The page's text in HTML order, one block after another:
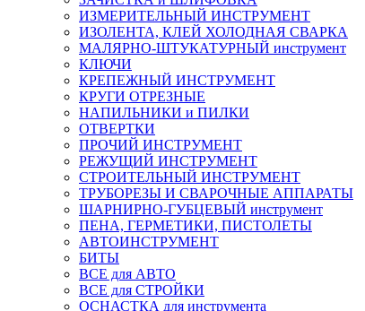
ИЗМЕРИТЕЛЬНЫЙ ИНСТРУМЕНТ
ИЗОЛЕНТА, КЛЕЙ ХОЛОДНАЯ СВАРКА
МАЛЯРНО-ШТУКАТУРНЫЙ инструмент
КЛЮЧИ
КРЕПЕЖНЫЙ ИНСТРУМЕНТ
КРУГИ ОТРЕЗНЫЕ
НАПИЛЬНИКИ и ПИЛКИ
ОТВЕРТКИ
ПРОЧИЙ ИНСТРУМЕНТ
РЕЖУЩИЙ ИНСТРУМЕНТ
СТРОИТЕЛЬНЫЙ ИНСТРУМЕНТ
ТРУБОРЕЗЫ И СВАРОЧНЫЕ АППАРАТЫ
ШАРНИРНО-ГУБЦЕВЫЙ инструмент
ПЕНА, ГЕРМЕТИКИ, ПИСТОЛЕТЫ
АВТОИНСТРУМЕНТ
БИТЫ
ВСЕ для АВТО
ВСЕ для СТРОЙКИ
ОСНАСТКА для инструмента